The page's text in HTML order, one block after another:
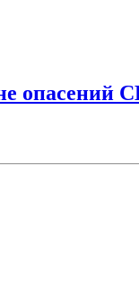
опасений